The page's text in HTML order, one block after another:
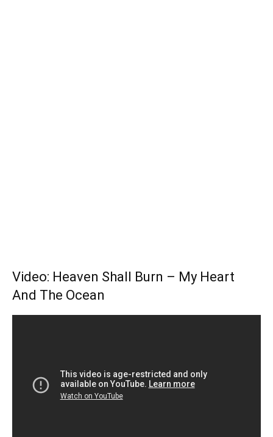
Video: Heaven Shall Burn – My Heart
And The Ocean